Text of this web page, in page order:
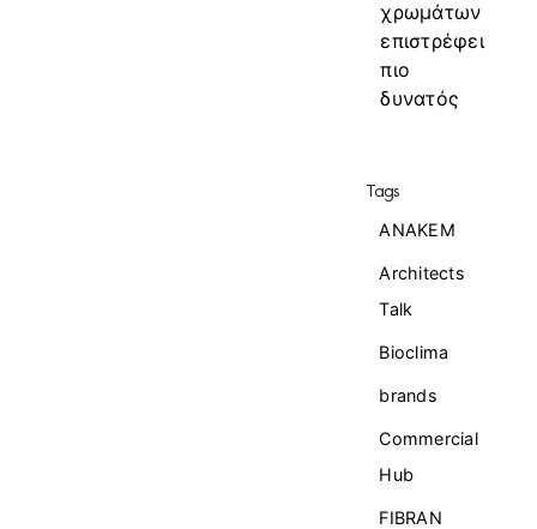
χρωμάτων
επιστρέφει
πιο
δυνατός
Tags
ANAKEM
Architects
Talk
Bioclima
brands
Commercial
Ηub
FIBRAN